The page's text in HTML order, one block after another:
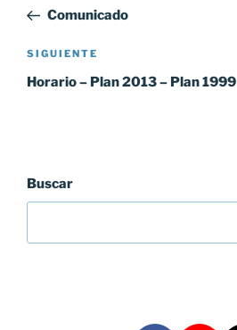
entradas
anterior:
Comunicado
Siguiente
entrada
SIGUIENTE
Horario – Plan 2013 – Plan 1999
Buscar